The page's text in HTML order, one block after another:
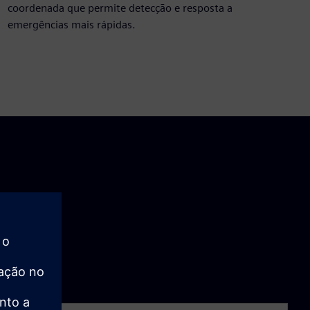
coordenada que permite detecção e resposta a
emergências mais rápidas.